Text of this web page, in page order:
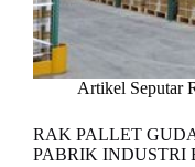
Artikel Seputar
RAK PALLET
PABRIK INDUSTRI